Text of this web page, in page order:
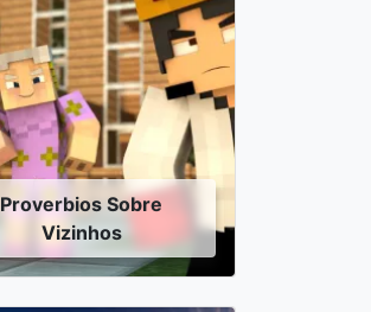
Proverbios Sobre
Vizinhos